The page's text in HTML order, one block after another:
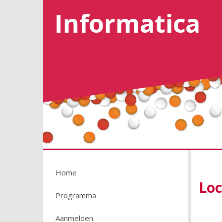
Home
Programma
Aanmelden